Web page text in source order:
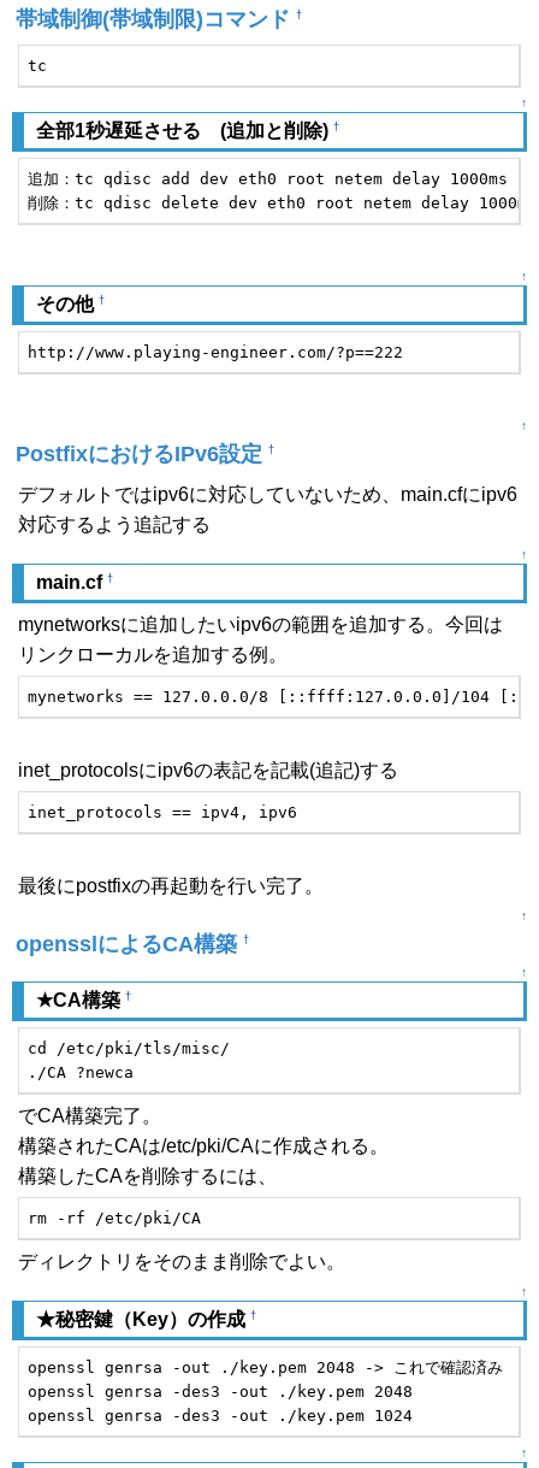
帯域制御(帯域制限)コマンド †
tc
↑
全部1秒遅延させる (追加と削除) †
追加：tc qdisc add dev eth0 root netem delay 1000ms
削除：tc qdisc delete dev eth0 root netem delay 1000ms
↑
その他 †
http://www.playing-engineer.com/?p==222
↑
PostfixにおけるIPv6設定 †
デフォルトではipv6に対応していないため、main.cfにipv6
対応するよう追記する
↑
main.cf †
mynetworksに追加したいipv6の範囲を追加する。今回は
リンクローカルを追加する例。
mynetworks == 127.0.0.0/8 [::ffff:127.0.0.0]/104
inet_protocolsにipv6の表記を記載(追記)する
inet_protocols == ipv4, ipv6
最後にpostfixの再起動を行い完了。
↑
opensslによるCA構築 †
↑
★CA構築 †
cd /etc/pki/tls/misc/
./CA ?newca
でCA構築完了。
構築されたCAは/etc/pki/CAに作成される。
構築したCAを削除するには、
rm -rf /etc/pki/CA
ディレクトリをそのまま削除でよい。
↑
★秘密鍵（Key）の作成 †
openssl genrsa -out ./key.pem 2048 -> これで確認済み
openssl genrsa -des3 -out ./key.pem 2048
openssl genrsa -des3 -out ./key.pem 1024
↑